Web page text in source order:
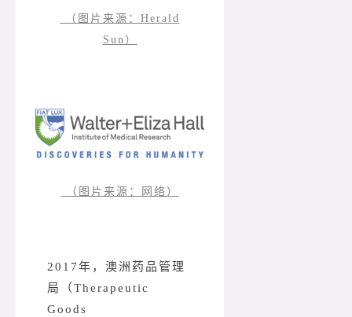
（图片来源：Herald
Sun）
（图片来源：网络）
2017年，澳洲药品管理
局（Therapeutic
Goods